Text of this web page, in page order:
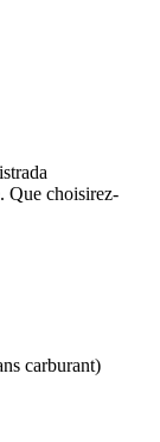
Que choisirez-
carburant)